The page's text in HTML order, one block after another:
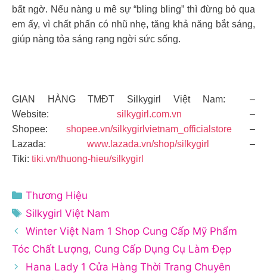
bất ngờ. Nếu nàng u mê sự “bling bling” thì đừng bỏ qua
em ấy, vì chất phấn có nhũ nhẹ, tăng khả năng bắt sáng,
giúp nàng tỏa sáng rạng ngời sức sống.
GIAN HÀNG TMĐT Silkygirl Việt Nam: –
Website: silkygirl.com.vn –
Shopee: shopee.vn/silkygirlvietnam_officialstore–
Lazada: www.lazada.vn/shop/silkygirl
–
Tiki: tiki.vn/thuong-hieu/silkygirl
Danh
mục
Thương Hiệu
Thẻ
Silkygirl Việt Nam
Winter Việt Nam 1 Shop Cung Cấp Mỹ Phẩm
Tóc Chất Lượng, Cung Cấp Dụng Cụ Làm Đẹp
Hana Lady 1 Cửa Hàng Thời Trang Chuyên